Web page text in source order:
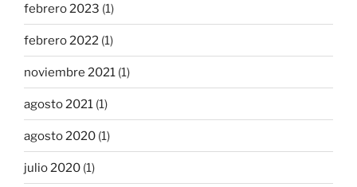
febrero 2023 (1)
febrero 2022 (1)
noviembre 2021 (1)
agosto 2021 (1)
agosto 2020 (1)
julio 2020 (1)